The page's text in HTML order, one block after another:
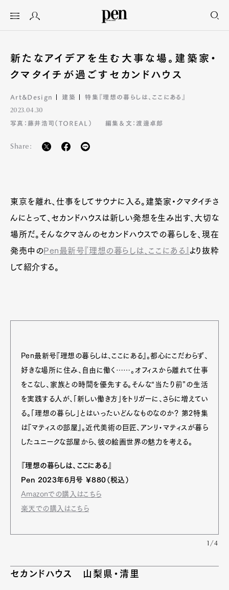
新たなアイデアを生む大事な場。建築家・
クマタイチが過ごすセカンドハウス
Art&Design 建築 特集『理想の暮らしは、ここにある』
2023.04.30
写真：藤井浩司（TOREAL）
編集＆文：渡邊卓郎
Share:
東京を離れ、仕事をしてサウナに入る。建築家・クマタイチさ
んにとって、セカンドハウスは新しい発想を生み出す、大切な
場所だ。そんなクマさんのセカンドハウスでの暮らしを、現在
発売中のPen最新号『理想の暮らしは、ここにある』 より抜粋
して紹介する。
Pen最新号『理想の暮らしは、ここにある』。都心にこだわらず、
好きな場所に住み、自由に働く……。オフィスから離れて仕事
をこなし、家族との時間を優先する。そんな“当たり前”の生活
を実践する人が、「新しい働き方」をトリガーに、さらに増えてい
る。「理想の暮らし」とはいったいどんなものなのか？ 第2特集
は『マティスの部屋』。近代美術の巨匠、アンリ・マティスが暮ら
したユニークな部屋から、彼の絵画世界の魅力を考える。
『理想の暮らしは、ここにある』
Pen 2023年6月号 ￥880（税込）
Amazonでの購入はこちら
楽天での購入はこちら
1/4
セカンドハウス 山梨県・清里